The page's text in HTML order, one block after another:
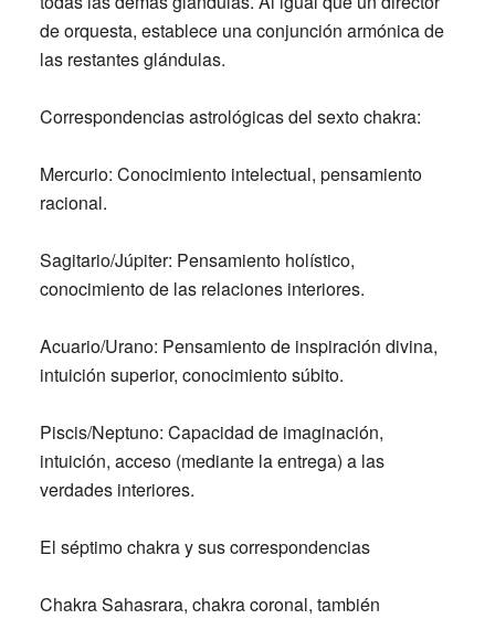
de orquesta, establece una conjunción armónica de
las restantes glándulas.
Correspondencias astrológicas del sexto chakra:
Mercurio: Conocimiento intelectual, pensamiento
racional.
Sagitario/Júpiter: Pensamiento holístico,
conocimiento de las relaciones interiores.
Acuario/Urano: Pensamiento de inspiración divina,
intuición superior, conocimiento súbito.
Piscis/Neptuno: Capacidad de imaginación,
intuición, acceso (mediante la entrega) a las
verdades interiores.
El séptimo chakra y sus correspondencias
Chakra Sahasrara, chakra coronal, también